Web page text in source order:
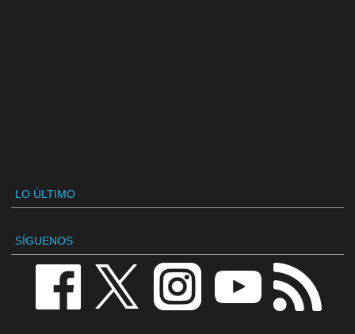
LO ÚLTIMO
SÍGUENOS